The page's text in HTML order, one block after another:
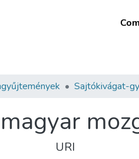
Sajtókivágat-
URI